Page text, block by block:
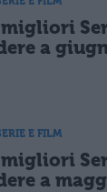
informativasulla
a
E FILM
a